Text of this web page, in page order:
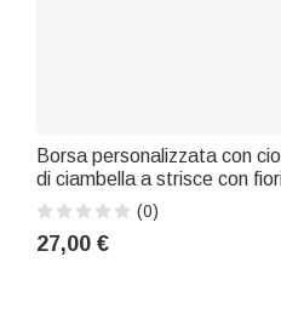
Borsa personalizzata con
di ciambella a strisce con
ricamata con il nome: regalo
le vacanze estive, le feste in
compleanni dei bambini
(0)
27,00 €